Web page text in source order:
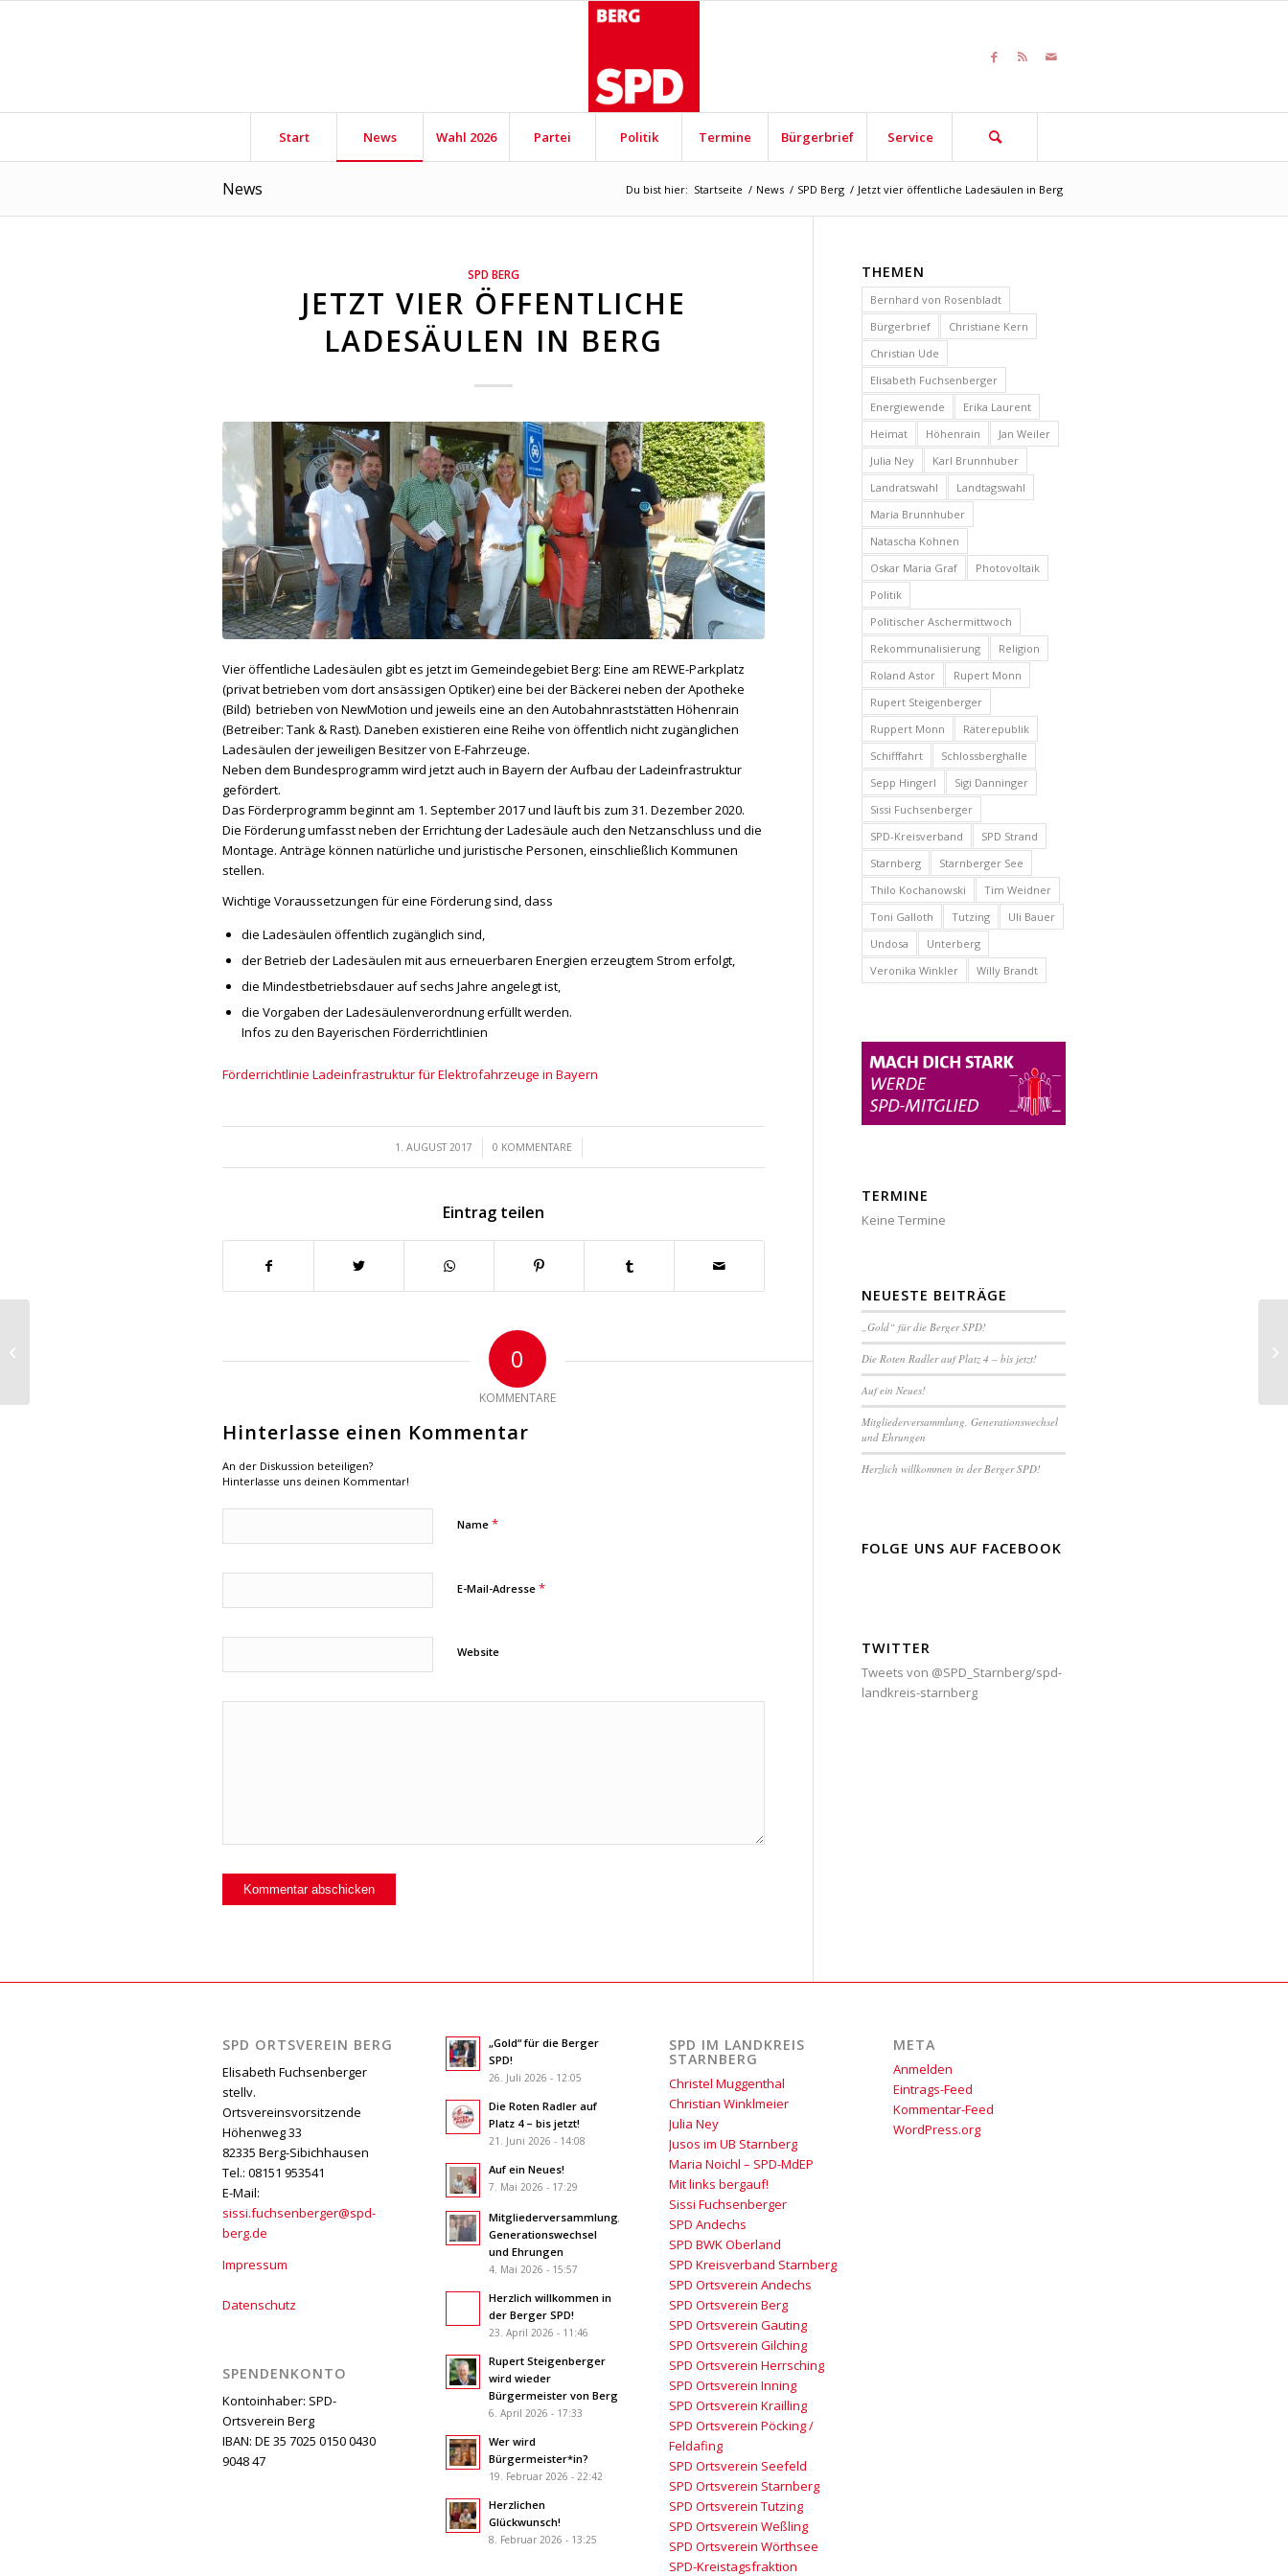
Start News Wahl 2026 Partei Politik Termine Bürgerbrief Service
News Du bist hier: Startseite / News / SPD Berg / Jetzt vier öffentliche Ladesäulen in Berg
SPD BERG
JETZT VIER ÖFFENTLICHE
LADESÄULEN IN BERG
Vier öffentliche Ladesäulen gibt es jetzt im Gemeindegebiet Berg: Eine am REWE-Parkplatz
(privat betrieben vom dort ansässigen Optiker) eine bei der Bäckerei neben der Apotheke
(Bild) betrieben von NewMotion und jeweils eine an den Autobahnraststätten Höhenrain
(Betreiber: Tank & Rast). Daneben existieren eine Reihe von öffentlich nicht zugänglichen
Ladesäulen der jeweiligen Besitzer von E-Fahrzeuge.
Neben dem Bundesprogramm wird jetzt auch in Bayern der Aufbau der Ladeinfrastruktur
gefördert.
Das Förderprogramm beginnt am 1. September 2017 und läuft bis zum 31. Dezember 2020.
Die Förderung umfasst neben der Errichtung der Ladesäule auch den Netzanschluss und die
Montage. Anträge können natürliche und juristische Personen, einschließlich Kommunen
stellen.
Wichtige Voraussetzungen für eine Förderung sind, dass
die Ladesäulen öffentlich zugänglich sind,
der Betrieb der Ladesäulen mit aus erneuerbaren Energien erzeugtem Strom erfolgt,
die Mindestbetriebsdauer auf sechs Jahre angelegt ist,
die Vorgaben der Ladesäulenverordnung erfüllt werden.
Infos zu den Bayerischen Förderrichtlinien
Förderrichtlinie Ladeinfrastruktur für Elektrofahrzeuge in Bayern
1. AUGUST 2017
/ 0 KOMMENTARE
/
Eintrag teilen
0
KOMMENTARE
Hinterlasse einen Kommentar
An der Diskussion beteiligen?
Hinterlasse uns deinen Kommentar!
Name *
E-Mail-Adresse *
Website
THEMEN
Bernhard von Rosenbladt
Bürgerbrief
Christiane Kern
Christian Ude
Elisabeth Fuchsenberger
Energiewende
Erika Laurent
Heimat
Höhenrain
Jan Weiler
Julia Ney
Karl Brunnhuber
Landratswahl
Landtagswahl
Maria Brunnhuber
Natascha Kohnen
Oskar Maria Graf
Photovoltaik
Politik
Politischer Aschermittwoch
Rekommunalisierung
Religion
Roland Astor
Rupert Monn
Rupert Steigenberger
Ruppert Monn
Räterepublik
Schifffahrt
Schlossberghalle
Sepp Hingerl
Sigi Danninger
Sissi Fuchsenberger
SPD-Kreisverband
SPD Strand
Starnberg
Starnberger See
Thilo Kochanowski
Tim Weidner
Toni Galloth
Tutzing
Uli Bauer
Undosa
Unterberg
Veronika Winkler
Willy Brandt
TERMINE
Keine Termine
NEUESTE BEITRÄGE
„Gold“ für die Berger SPD!
Die Roten Radler auf Platz 4 – bis jetzt!
Auf ein Neues!
Mitgliederversammlung, Generationswechsel
und Ehrungen
Herzlich willkommen in der Berger SPD!
FOLGE UNS AUF FACEBOOK
TWITTER
Tweets von @SPD_Starnberg/spd-
landkreis-starnberg
SPD ORTSVEREIN BERG
Elisabeth Fuchsenberger
stellv.
Ortsvereinsvorsitzende
Höhenweg 33
82335 Berg-Sibichhausen
Tel.: 08151 953541
E-Mail:
sissi.fuchsenberger@spd-
berg.de
Impressum
Datenschutz
SPENDENKONTO
Kontoinhaber: SPD-
Ortsverein Berg
IBAN: DE 35 7025 0150 0430
9048 47
„Gold“ für die Berger
SPD!
26. Juli 2026 - 12:05
Die Roten Radler auf
Platz 4 – bis jetzt!
21. Juni 2026 - 14:08
Auf ein Neues!
7. Mai 2026 - 17:29
Mitgliederversammlung,
Generationswechsel
und Ehrungen
4. Mai 2026 - 15:57
Herzlich willkommen in
der Berger SPD!
23. April 2026 - 11:46
Rupert Steigenberger
wird wieder
Bürgermeister von Berg
6. April 2026 - 17:33
Wer wird
Bürgermeister*in?
19. Februar 2026 - 22:42
Herzlichen
Glückwunsch!
8. Februar 2026 - 13:25
SPD IM LANDKREIS
STARNBERG
Christel Muggenthal
Christian Winklmeier
Julia Ney
Jusos im UB Starnberg
Maria Noichl – SPD-MdEP
Mit links bergauf!
Sissi Fuchsenberger
SPD Andechs
SPD BWK Oberland
SPD Kreisverband Starnberg
SPD Ortsverein Andechs
SPD Ortsverein Berg
SPD Ortsverein Gauting
SPD Ortsverein Gilching
SPD Ortsverein Herrsching
SPD Ortsverein Inning
SPD Ortsverein Krailling
SPD Ortsverein Pöcking /
Feldafing
SPD Ortsverein Seefeld
SPD Ortsverein Starnberg
SPD Ortsverein Tutzing
SPD Ortsverein Weßling
SPD Ortsverein Wörthsee
SPD-Kreistagsfraktion
META
Anmelden
Eintrags-Feed
Kommentar-Feed
WordPress.org